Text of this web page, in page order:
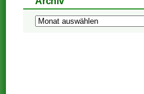
Archiv